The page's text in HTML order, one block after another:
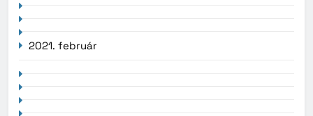
2021. február